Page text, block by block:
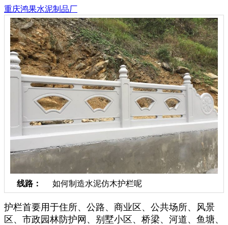
重庆鸿果水泥制品厂
线路： 如何制造水泥仿木护栏呢
护栏首要用于住所、公路、商业区、公共场所、风景
区、市政园林防护网、别墅小区、桥梁、河道、鱼塘、